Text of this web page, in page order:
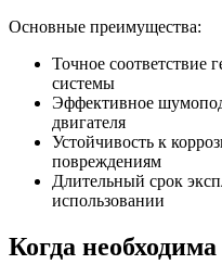
Основные преимущества:
Точное соответствие
системы
Эффективное
двигателя
Устойчивость к
повреждениям
Длительный срок
использовании
Когда